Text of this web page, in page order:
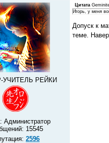
УЧИТЕЛЬ РЕЙКИ
Администратор
15545
2596
Цитата
Игорь, у меня
Допуск к
теме.